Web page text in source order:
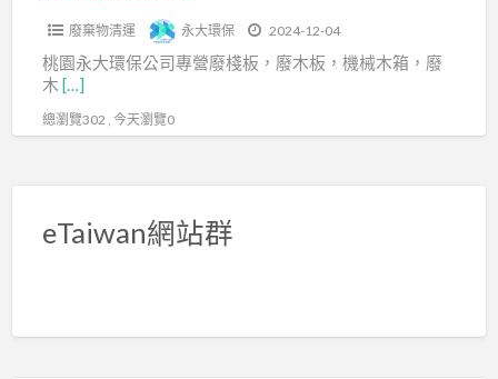
廢棄物清運 永大環保 2024-12-04
桃園永大環保公司專營廢棧板，廢木板，機械木箱，廢
木 […]
總瀏覽302 , 今天瀏覽0
eTaiwan網站群